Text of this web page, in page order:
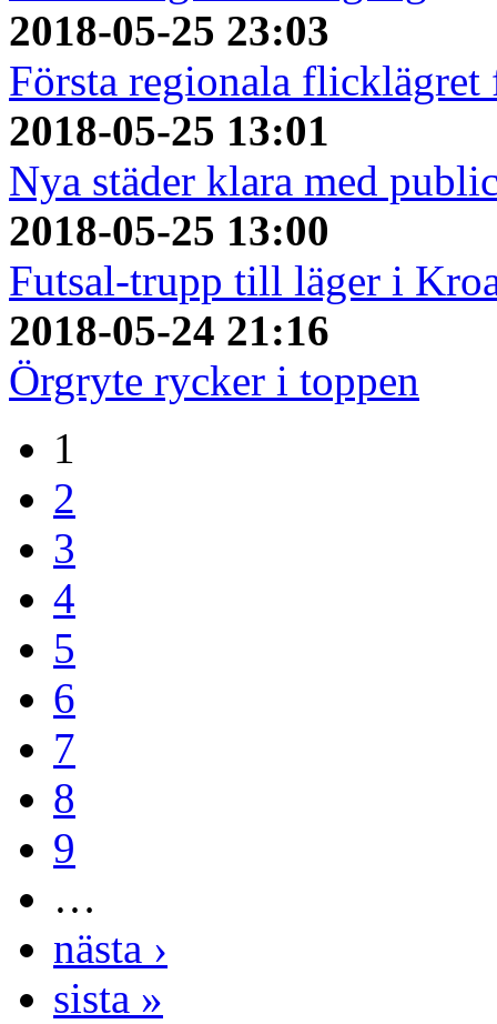
2018-05-25 23:03
Första regionala
2018-05-25 13:01
Nya städer klara med
2018-05-25 13:00
Futsal-trupp till läger i
2018-05-24 21:16
Örgryte rycker i toppen
1
2
3
4
5
6
7
8
9
…
nästa ›
sista »